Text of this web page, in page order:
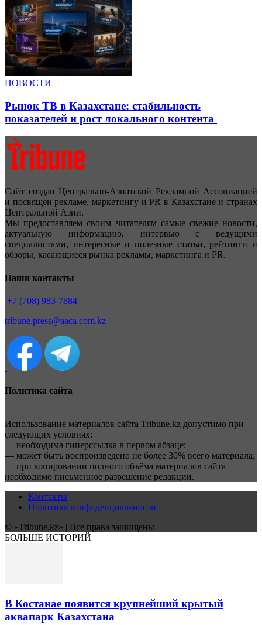
НОВОСТИ
Рынок ТВ в Казахстане: стабильность
показателей и рост локального контента
Сайт создан Центрально-Азиатской Рекламной Ассоциацией
и посвящен рекламе, маркетингу и PR в Казахстане и странах
Центральной Азии.
Мы предоставляем своим читателям самые свежие новости,
актуальную информацию, интервью с ведущими
специалистами, интересные и полезные статьи, рейтинги и
обзоры, касающиеся рынка рекламы, маркетинга и PR.
Наши контакты
+7 (708) 983-7884
tribune.press@aaca.com.kz
Политика сайта
Использование материалов сайта Tribune.kz допустимо при
следующих условиях:
— необходима гиперссылка в первом абзаце;
— может быть воспроизведено не более 30% всего материала;
— при копировании полного объёма материалов сайта
необходимо письменное разрешение редакции.
Контакты
Политика конфиденциальности
© «Tribune.kz» | Все права защищены
БОЛЬШЕ ИСТОРИЙ
В Костанае появится крупнейший крытый
аквапарк Казахстана